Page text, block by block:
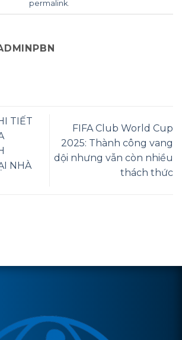
permalink
TIẾT
NHÀ
FIFA Club World Cup
2025: Thành công vang
dội nhưng vẫn còn nhiều
thách thức